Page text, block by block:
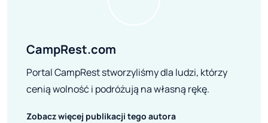
CampRest.com
Portal CampRest stworzyliśmy dla ludzi, którzy
cenią wolność i podróżują na własną rękę.
Zobacz więcej publikacji tego autora